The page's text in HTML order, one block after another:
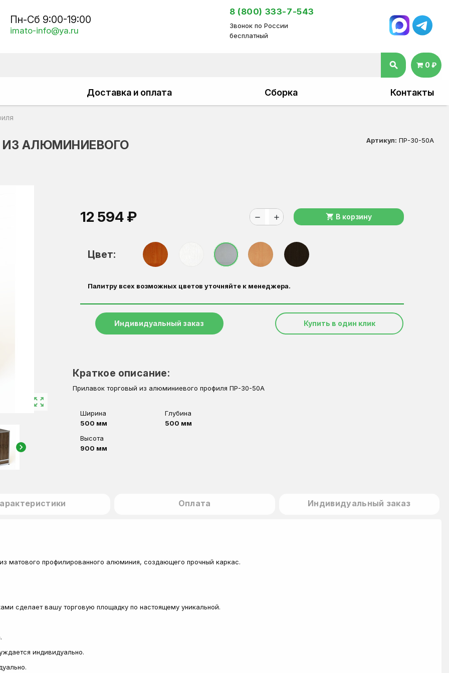
Пн-Сб 9:00-19:00
imato-info@ya.ru
8 (800) 333-7-543
Звонок по России
бесплатный
search 0 ₽
Доставка и оплата Сборка Контакты
ИЗ АЛЮМИНИЕВОГО
Артикул: ПР-30-50А
zoom_out_map
chevron_right
12 594 ₽ remove add shopping_cart В корзину
Цвет:
Палитру всех возможных цветов уточняйте к менеджера.
Индивидуальный заказ Купить в один клик
Краткое описание:
Прилавок торговый из алюминиевого профиля ПР-30-50А
Ширина
500 мм
Глубина
500 мм
Высота
900 мм
Оплата Индивидуальный заказ
матового профилированного алюминия, создающего прочный каркас.
сделает вашу торговую площадку по настоящему уникальной.
индивидуально.